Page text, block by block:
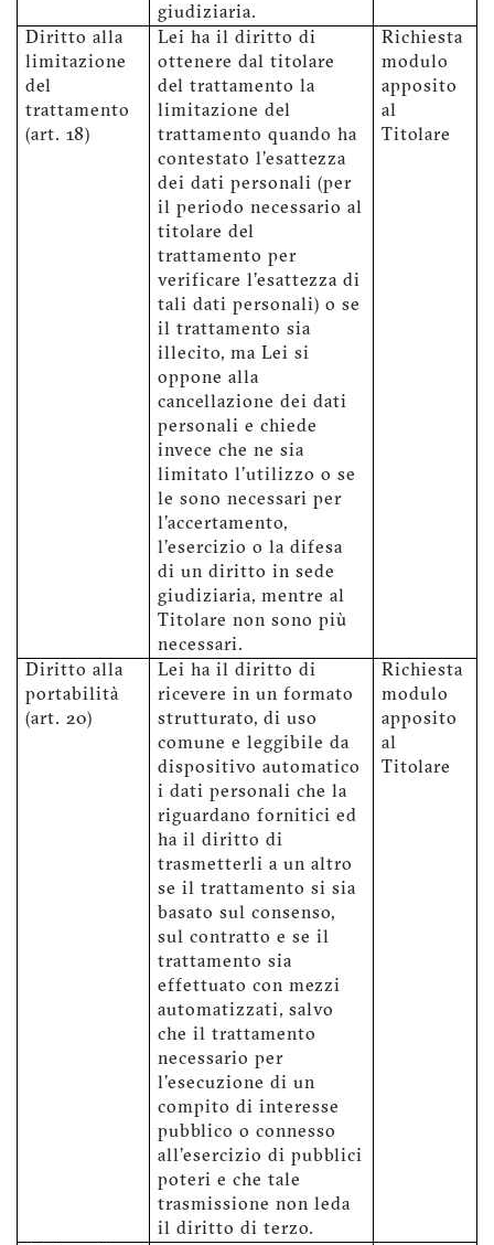
giudiziaria.
Diritto alla
limitazione
del
trattamento
(art. 18)
Lei ha il diritto di
ottenere dal titolare
del trattamento la
limitazione del
trattamento quando ha
contestato l'esattezza
dei dati personali (per
il periodo necessario al
titolare del
trattamento per
verificare l'esattezza di
tali dati personali) o se
il trattamento sia
illecito, ma Lei si
oppone alla
cancellazione dei dati
personali e chiede
invece che ne sia
limitato l'utilizzo o se
le sono necessari per
l'accertamento,
l'esercizio o la difesa
di un diritto in sede
giudiziaria, mentre al
Titolare non sono più
necessari.
Richiesta
modulo
apposito
al
Titolare
Diritto alla
portabilità
(art. 20)
Lei ha il diritto di
ricevere in un formato
strutturato, di uso
comune e leggibile da
dispositivo automatico
i dati personali che la
riguardano fornitici ed
ha il diritto di
trasmetterli a un altro
se il trattamento si sia
basato sul consenso,
sul contratto e se il
trattamento sia
effettuato con mezzi
automatizzati, salvo
che il trattamento
necessario per
l'esecuzione di un
compito di interesse
pubblico o connesso
all'esercizio di pubblici
poteri e che tale
trasmissione non leda
il diritto di terzo.
Richiesta
modulo
apposito
al
Titolare